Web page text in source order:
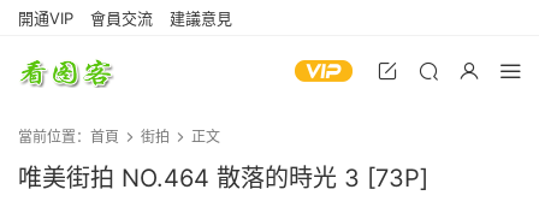
開通VIP 會員交流 建議意見
當前位置： 首頁 街拍 正文
唯美街拍 NO.464 散落的時光 3 [73P]